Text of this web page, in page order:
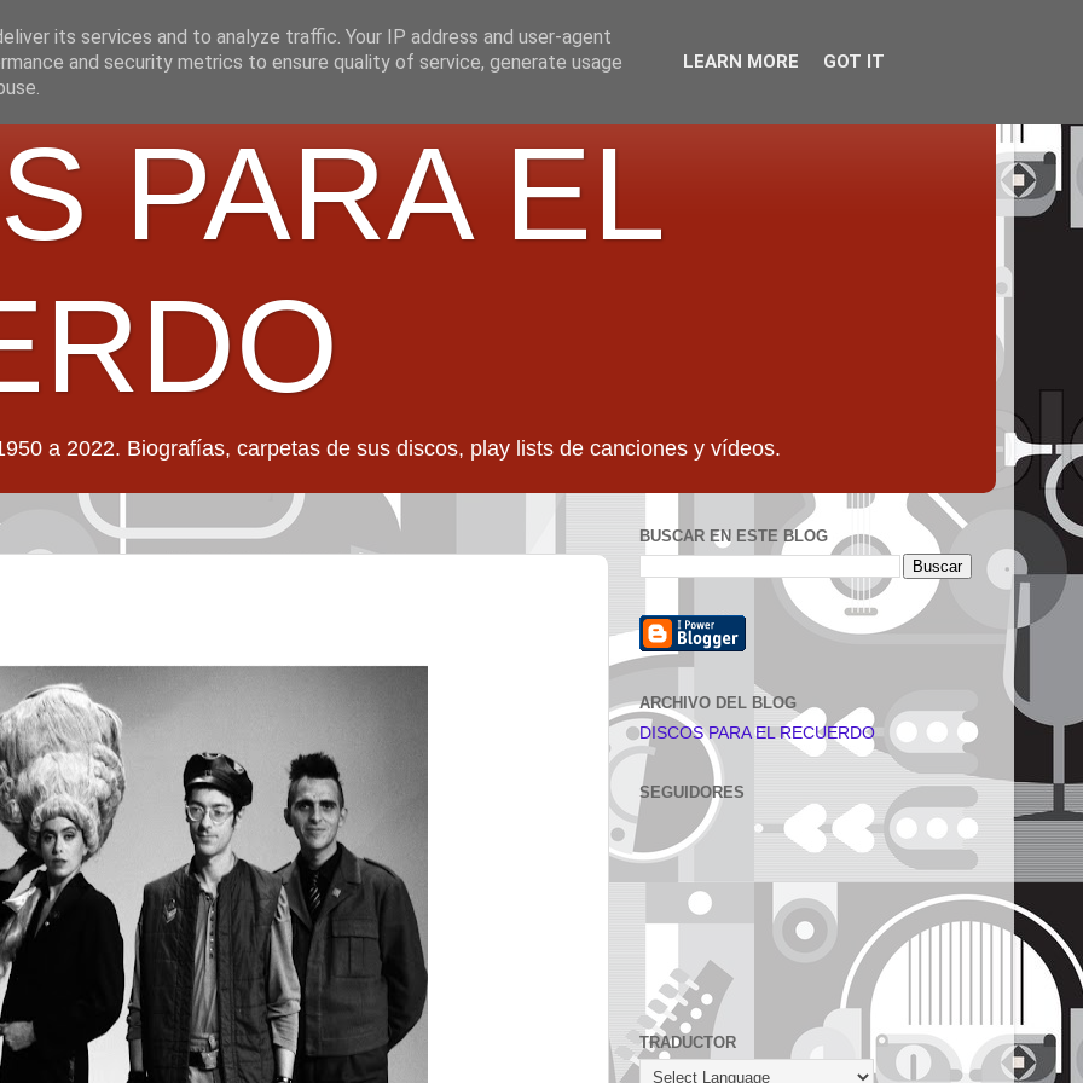
PARA EL
a 2022. Biografías, carpetas de sus discos, play lists de canciones y vídeos.
BUSCAR EN ESTE BLOG
ARCHIVO DEL BLOG
DISCOS PARA EL RECUERDO
SEGUIDORES
TRADUCTOR
its services and to analyze traffic. Your IP address and user-agent
and security metrics to ensure quality of service, generate usage
LEARN MORE GOT IT